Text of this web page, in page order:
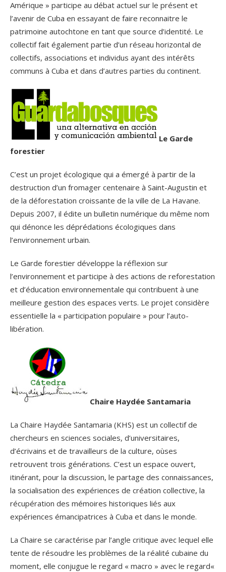
Amérique » participe au débat actuel sur le présent et
l’avenir de Cuba en essayant de faire reconnaitre le
patrimoine autochtone en tant que source d’identité. Le
collectif fait également partie d’un réseau horizontal de
collectifs, associations et individus ayant des intérêts
communs à Cuba et dans d’autres parties du continent.
Le Garde
forestier
C’est un projet écologique qui a émergé à partir de la
destruction d’un fromager centenaire à Saint-Augustin et
de la déforestation croissante de la ville de La Havane.
Depuis 2007, il édite un bulletin numérique du même nom
qui dénonce les déprédations écologiques dans
l’environnement urbain.
Le Garde forestier développe la réflexion sur
l’environnement et participe à des actions de reforestation
et d’éducation environnementale qui contribuent à une
meilleure gestion des espaces verts. Le projet considère
essentielle la « participation populaire » pour l’auto-
libération.
Chaire Haydée Santamaria
La Chaire Haydée Santamaria (KHS) est un collectif de
chercheurs en sciences sociales, d’universitaires,
d’écrivains et de travailleurs de la culture, oùses
retrouvent trois générations. C’est un espace ouvert,
itinérant, pour la discussion, le partage des connaissances,
la socialisation des expériences de création collective, la
récupération des mémoires historiques liés aux
expériences émancipatrices à Cuba et dans le monde.
La Chaire se caractérise par l’angle critique avec lequel elle
tente de résoudre les problèmes de la réalité cubaine du
moment, elle conjugue le regard « macro » avec le regard«